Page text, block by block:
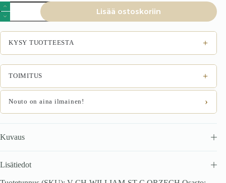
Ruokapöytä
WILLIAM,
tumma
pähkinä
määrä
Lisää ostoskoriin
KYSY TUOTTEESTA +
TOIMITUS +
Nouto on aina ilmainen! ›
Kuvaus
Lisätiedot